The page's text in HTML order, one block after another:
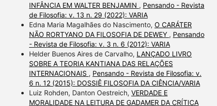
INFÂNCIA EM WALTER BENJAMIN , Pensando - Revista
de Filosofia: v. 13 n. 29 (2022): VARIA
Edna Maria Magalhães do Nascimento, O CARÁTER
NÃO RORTYANO DA FILOSOFIA DE DEWEY , Pensando
- Revista de Filosofia: v. 3 n. 6 (2012): VARIA
Helder Buenos Aires de Carvalho, LANÇADO LIVRO
SOBRE A TEORIA KANTIANA DAS RELAÇÕES
INTERNACIONAIS , Pensando - Revista de Filosofia: v.
6 n. 12 (2015): DOSSIÊ FILOSOFIA DA CIÊNCIA/VARIA
Luiz Rohden, Danton Oestreich, VERDADE E
MORALIDADE NA LEITURA DE GADAMER DA CRÍTICA